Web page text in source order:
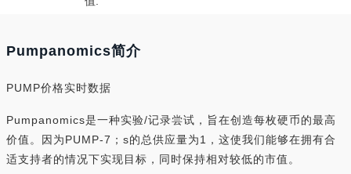
Pumpanomics简介
PUMP价格实时数据
Pumpanomics是一种实验/记录尝试，旨在创造每枚硬币的最高
价值。因为PUMP-7；s的总供应量为1，这使我们能够在拥有合
适支持者的情况下实现目标，同时保持相对较低的市值。